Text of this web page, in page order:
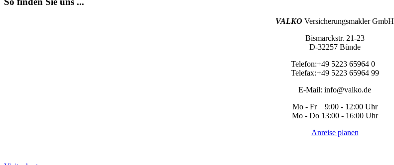
VALKO Versicherungsmakler GmbH
Bismarckstr. 21-23
D-32257 Bünde
Telefon:+49 5223 65964 0
Telefax:+49 5223 65964 99
E-Mail: info@valko.de
Mo - Fr 9:00 - 12:00 Uhr
Mo - Do 13:00 - 16:00 Uhr
Anreise planen